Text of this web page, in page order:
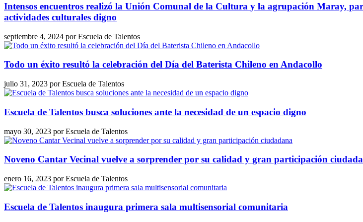
Intensos encuentros realizó la Unión Comunal de la Cultura y la agrupación Maray,
actividades culturales digno
septiembre 4, 2024 porEscuela de Talentos
Todo un éxito resultó la celebración del Día del Baterista Chileno en Andacollo
julio 31, 2023 porEscuela de Talentos
Escuela de Talentos busca soluciones ante la necesidad de un espacio digno
mayo 30, 2023 porEscuela de Talentos
Noveno Cantar Vecinal vuelve a sorprender por su calidad y gran participación
enero 16, 2023 porEscuela de Talentos
Escuela de Talentos inaugura primera sala multisensorial comunitaria